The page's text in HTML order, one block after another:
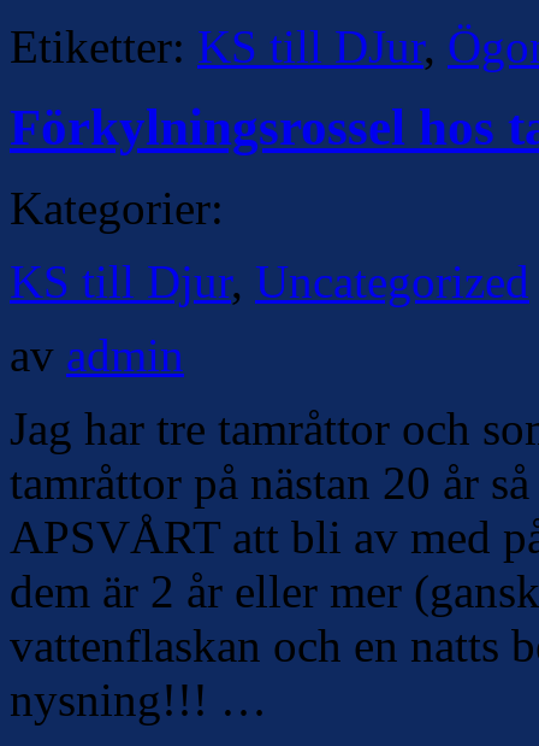
Etiketter: KS till DJur,
Förkylningsrossel hos
Kategorier:
KS till Djur, Uncategorized
av admin
Jag har tre tamråttor och
tamråttor på nästan 20 år
APSVÅRT att bli av med
dem är 2 år eller mer
vattenflaskan och en natts
nysning!!! …